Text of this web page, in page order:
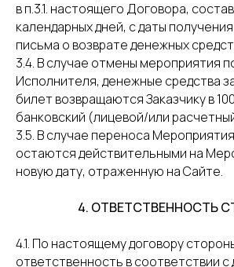
в п.3.1. настоящего Договора,
календарных дней, с даты
письма о возврате денежных
3.4. В случае отмены мероприятия
Исполнителя, денежные средства
билет возвращаются Заказчику в
банковский (лицевой/или
3.5. В случае переноса
остаются действительными на
новую дату, отраженную на Сайте.
4. ОТВЕТСТВЕННОСТЬ
4.1. По настоящему договору
ответственность в соответствии